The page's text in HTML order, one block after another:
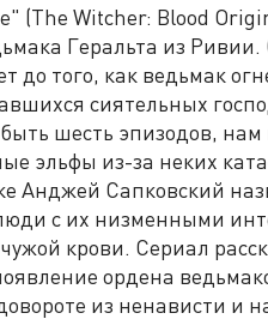
(The Witcher: Blood
Геральта из
до того, как ведьмак
сиятельных
шесть эпизодов, нам
эльфы из-за неких
Анджей Сапковский
с их низменными
крови. Сериал
ордена
из ненависти и